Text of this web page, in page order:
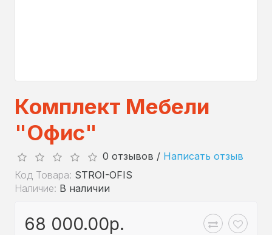
Комплект Мебели
"Офис"
0 отзывов / Написать отзыв
Код Товара: STROI-OFIS
Наличие: В наличии
68 000.00р.